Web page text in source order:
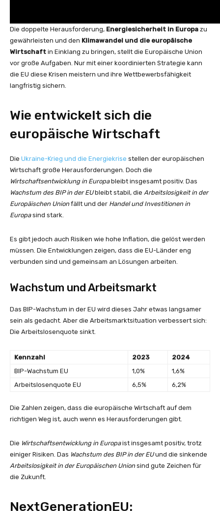
Die doppelte Herausforderung, Energiesicherheit in Europa zu
gewährleisten und den Klimawandel und die europäische
Wirtschaft in Einklang zu bringen, stellt die Europäische Union
vor große Aufgaben. Nur mit einer koordinierten Strategie kann
die EU diese Krisen meistern und ihre Wettbewerbsfähigkeit
langfristig sichern.
Wie entwickelt sich die
europäische Wirtschaft
Die Ukraine-Krieg und die Energiekrise stellen der europäischen
Wirtschaft große Herausforderungen. Doch die
Wirtschaftsentwicklung in Europableibt insgesamt positiv. Das
Wachstum des BIP in der EUbleibt stabil, die Arbeitslosigkeit in der
Europäischen Union fällt und der Handel und Investitionen in
Europasind stark.
Es gibt jedoch auch Risiken wie hohe Inflation, die gelöst werden
müssen. Die Entwicklungen zeigen, dass die EU-Länder eng
verbunden sind und gemeinsam an Lösungen arbeiten.
Wachstum und Arbeitsmarkt
Das BIP-Wachstum in der EU wird dieses Jahr etwas langsamer
sein als gedacht. Aber die Arbeitsmarktsituation verbessert sich:
Die Arbeitslosenquote sinkt.
Kennzahl 2023
2024
BIP-Wachstum EU
1,0%
1,6%
Arbeitslosenquote EU
6,5% 6,2%
Die Zahlen zeigen, dass die europäische Wirtschaft auf dem
richtigen Weg ist, auch wenn es Herausforderungen gibt.
Die Wirtschaftsentwicklung in Europaist insgesamt positiv, trotz
einiger Risiken. Das Wachstum des BIP in der EUund die sinkende
Arbeitslosigkeit in der Europäischen Union sind gute Zeichen für
die Zukunft.
NextGenerationEU: